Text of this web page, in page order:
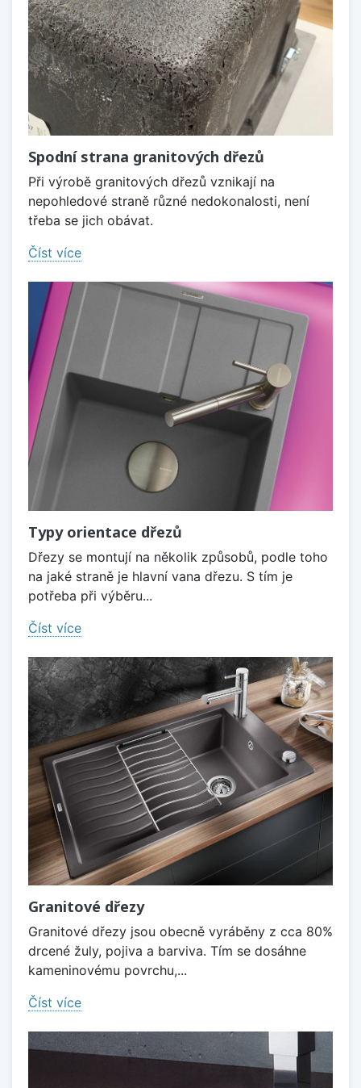
Spodní strana granitových dřezů
Při výrobě granitových dřezů vznikají na
nepohledové straně různé nedokonalosti, není
třeba se jich obávat.
Číst více
Typy orientace dřezů
Dřezy se montují na několik způsobů, podle toho
na jaké straně je hlavní vana dřezu. S tím je
potřeba při výběru...
Číst více
Granitové dřezy
Granitové dřezy jsou obecně vyráběny z cca 80%
drcené žuly, pojiva a barviva. Tím se dosáhne
kameninovému povrchu,...
Číst více